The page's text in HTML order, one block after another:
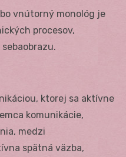
vnútorný monológ je
procesov,
ktorej sa aktívne
komunikácie,
medzi
spätná väzba,